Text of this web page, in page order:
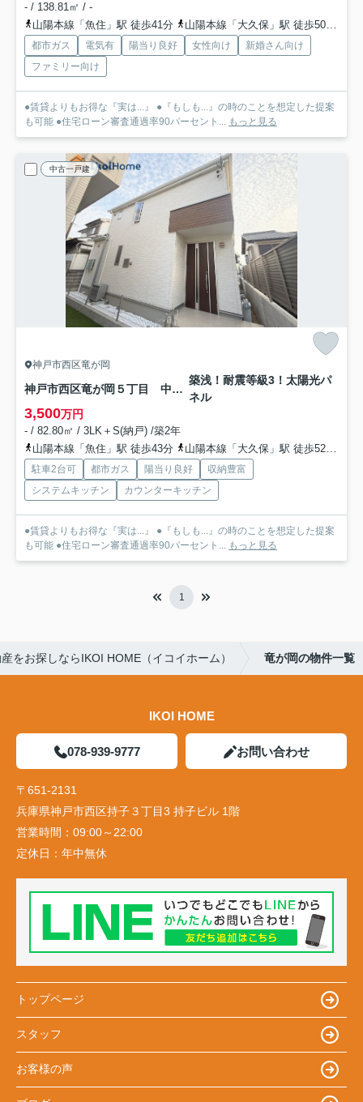
- / 138.81㎡ / -
山陽本線「魚住」駅 徒歩41分
山陽本線「大久保」駅 徒歩50分
都市ガス 電気有 陽当り良好 女性向け
新婚さん向け
ファミリー向け
●賃貸よりもお得な『実は...』 ●『もしも...』の時のことを想定した提案
も可能 ●住宅ローン審査通過率90パーセント... もっと見る
中古一戸建
神戸市西区竜が岡
神戸市西区竜が岡５丁目 中古戸建
築浅！耐震等級3！太陽光パ
ネル
3,500万円
- / 82.80㎡ / 3LK＋S(納戸) /築2年
山陽本線「魚住」駅 徒歩43分
山陽本線「大久保」駅 徒歩52分
駐車2台可 都市ガス 陽当り良好
収納豊富
システムキッチン
カウンターキッチン
●賃貸よりもお得な『実は...』 ●『もしも...』の時のことを想定した提案
も可能 ●住宅ローン審査通過率90パーセント... もっと見る
1
をお探しならIKOI HOME（イコイホーム） 竜が岡の物件一覧
IKOI HOME
078-939-9777 お問い合わせ
〒651-2131
兵庫県神戸市西区持子３丁目3 持子ビル 1階
営業時間： 09:00～22:00
定休日： 年中無休
トップページ
スタッフ
お客様の声